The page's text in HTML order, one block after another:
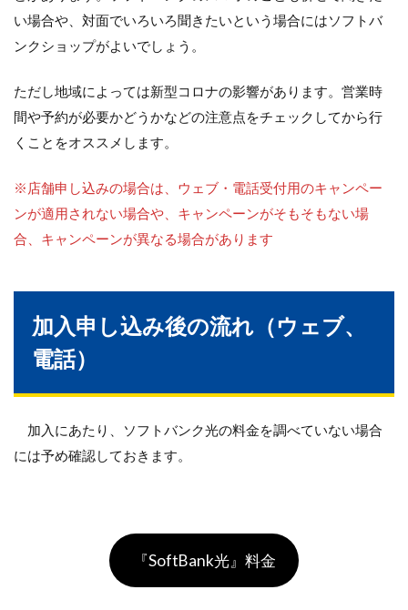
い場合や、対面でいろいろ聞きたいという場合にはソフトバ
ンクショップがよいでしょう。
ただし地域によっては新型コロナの影響があります。営業時
間や予約が必要かどうかなどの注意点をチェックしてから行
くことをオススメします。
※店舗申し込みの場合は、ウェブ・電話受付用のキャンペー
ンが適用されない場合や、キャンペーンがそもそもない場
合、キャンペーンが異なる場合があります
加入申し込み後の流れ（ウェブ、
電話）
加入にあたり、ソフトバンク光の料金を調べていない場合
には予め確認しておきます。
『SoftBank光』料金